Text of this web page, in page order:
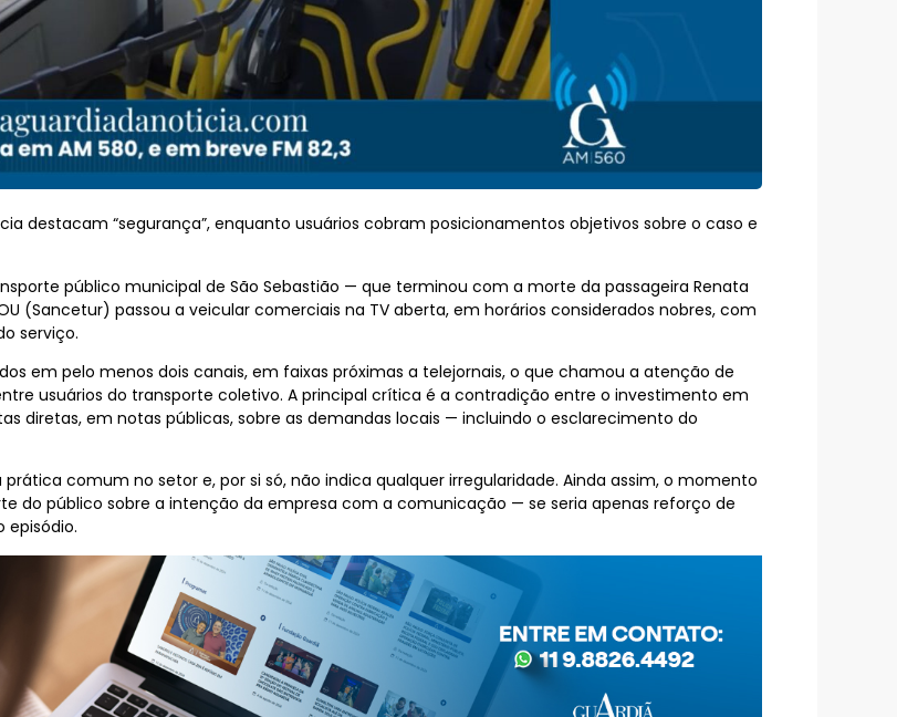
destacam “segurança”, enquanto usuários cobram posicionamentos objetivos sobre o caso e
público municipal de São Sebastião — que terminou com a morte da passageira Renata
(Sancetur) passou a veicular comerciais na TV aberta, em horários considerados nobres, com
serviço.
em pelo menos dois canais, em faixas próximas a telejornais, o que chamou a atenção de
usuários do transporte coletivo. A principal crítica é a contradição entre o investimento em
diretas, em notas públicas, sobre as demandas locais — incluindo o esclarecimento do
comum no setor e, por si só, não indica qualquer irregularidade. Ainda assim, o momento
do público sobre a intenção da empresa com a comunicação — se seria apenas reforço de
episódio.